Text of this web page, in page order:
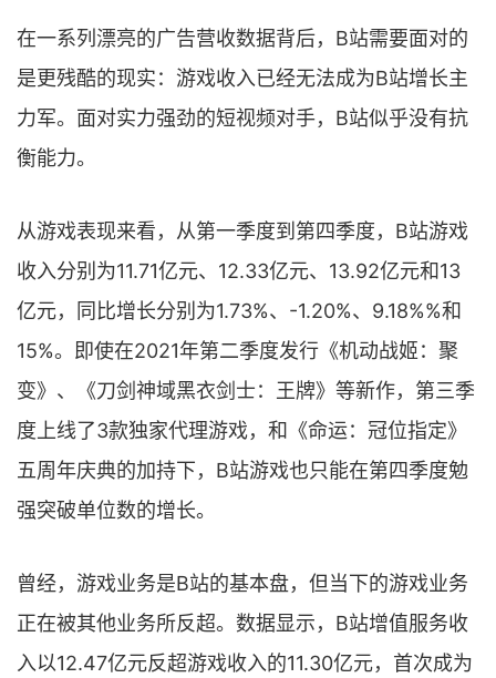
在一系列漂亮的广告营收数据背后，B站需要面对的
是更残酷的现实：游戏收入已经无法成为B站增长主
力军。面对实力强劲的短视频对手，B站似乎没有抗
衡能力。
从游戏表现来看，从第一季度到第四季度，B站游戏
收入分别为11.71亿元、12.33亿元、13.92亿元和13
亿元，同比增长分别为1.73%、-1.20%、9.18%%和
15%。即使在2021年第二季度发行《机动战姬：聚
变》、《刀剑神域黑衣剑士：王牌》等新作，第三季
度上线了3款独家代理游戏，和《命运：冠位指定》
五周年庆典的加持下，B站游戏也只能在第四季度勉
强突破单位数的增长。
曾经，游戏业务是B站的基本盘，但当下的游戏业务
正在被其他业务所反超。数据显示，B站增值服务收
入以12.47亿元反超游戏收入的11.30亿元，首次成为